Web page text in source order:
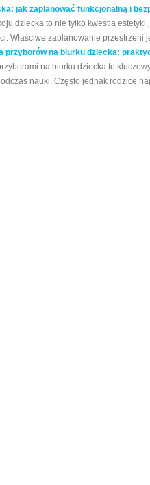
jak zaplanować funkcjonalną i
dziecka to nie tylko kwestia
Właściwe zaplanowanie przestrzeni
przyborów na biurku dziecka:
na biurku dziecka to
nauki. Często jednak rodzice